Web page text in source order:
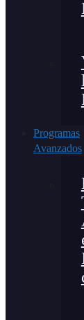
Programas
Avanzados